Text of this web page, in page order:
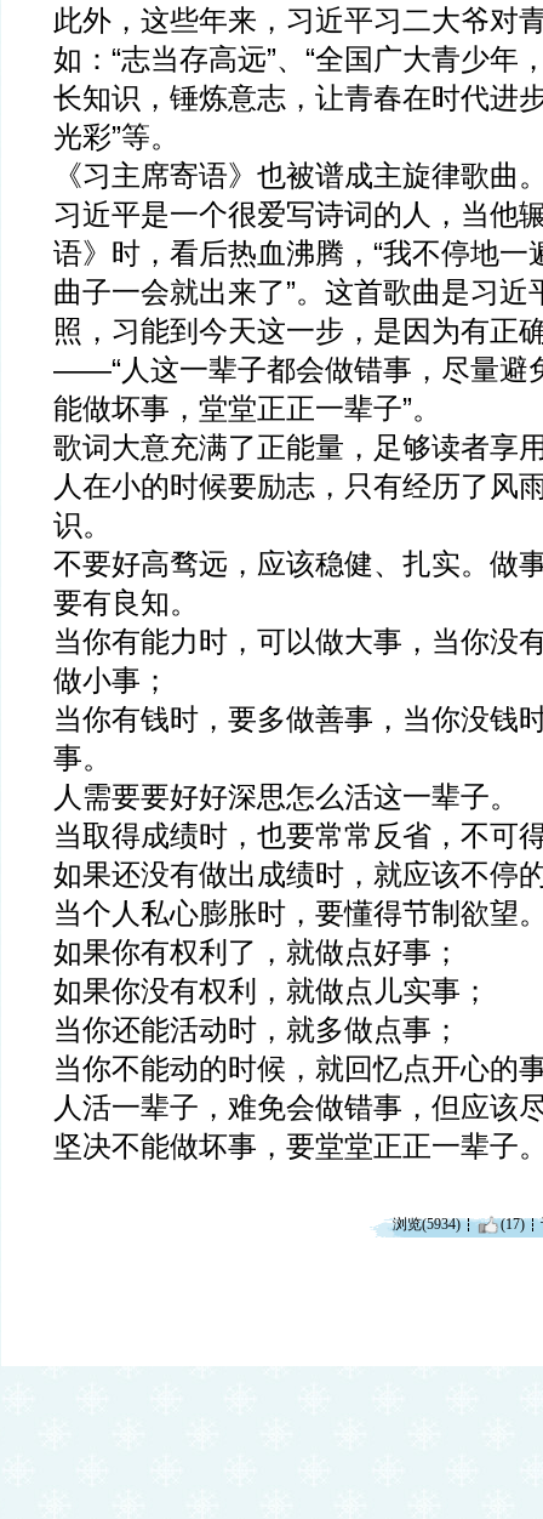
此外，这些年来，习近平习二大爷对
如：“志当存高远”、“全国广大青少年
长知识，锤炼意志，让青春在时代进
光彩”等。
《习主席寄语》也被谱成主旋律歌曲
习近平是一个很爱写诗词的人，当他
语》时，看后热血沸腾，“我不停地一
曲子一会就出来了”。这首歌曲是习近
照，习能到今天这一步，是因为有正
——“人这一辈子都会做错事，尽量避
能做坏事，堂堂正正一辈子”。
歌词大意充满了正能量，足够读者享
人在小的时候要励志，只有经历了风
识。
不要好高骛远，应该稳健、扎实。做
要有良知。
当你有能力时，可以做大事，当你没
做小事；
当你有钱时，要多做善事，当你没钱
事。
人需要要好好深思怎么活这一辈子。
当取得成绩时，也要常常反省，不可
如果还没有做出成绩时，就应该不停
当个人私心膨胀时，要懂得节制欲望
如果你有权利了，就做点好事；
如果你没有权利，就做点儿实事；
当你还能活动时，就多做点事；
当你不能动的时候，就回忆点开心的
人活一辈子，难免会做错事，但应该
坚决不能做坏事，要堂堂正正一辈子
浏览(5934) (17)